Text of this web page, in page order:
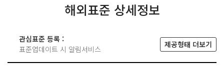
해외표준 상세정보
관심표준 등록 :
표준업데이트 시 알림서비스
제공형태 더보기